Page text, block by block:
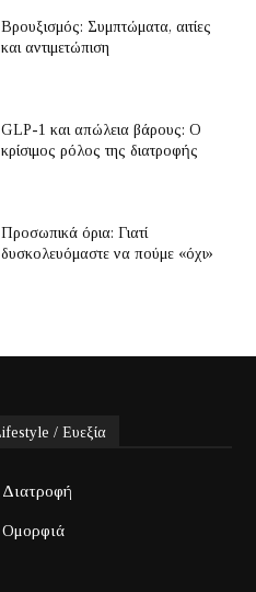
Βρουξισμός: Συμπτώματα, αιτίες
και αντιμετώπιση
GLP-1 και απώλεια βάρους: Ο
κρίσιμος ρόλος της διατροφής
Προσωπικά όρια: Γιατί
δυσκολευόμαστε να πούμε «όχι»
/ Ευεξία
Διατροφή
Ομορφιά